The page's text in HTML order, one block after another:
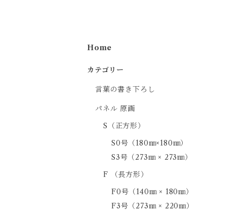
Home
カテゴリー
言葉の書き下ろし
パネル 原画
S（正方形）
S0号（180㎜×180㎜）
S3号（273㎜ × 273㎜）
F （長方形）
F0号（140㎜ × 180㎜）
F3号（273㎜ × 220㎜）